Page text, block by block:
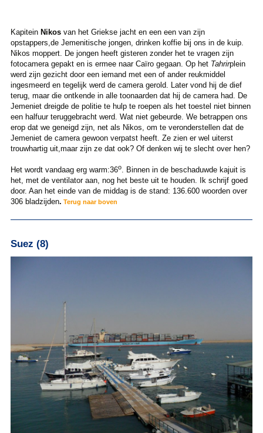
Kapitein Nikosvan het Griekse jacht en een een van zijn
opstappers,de Jemenitische jongen, drinken koffie bij ons in de kuip.
Nikos moppert. De jongen heeft gisteren zonder het te vragen zijn
fotocamera gepakt en is ermee naar Caïro gegaan. Op het Tahrirplein
werd zijn gezicht door een iemand met een of ander reukmiddel
ingesmeerd en tegelijk werd de camera gerold. Later vond hij de dief
terug, maar die ontkende in alle toonaarden dat hij de camera had. De
Jemeniet dreigde de politie te hulp te roepen als het toestel niet binnen
een halfuur teruggebracht werd. Wat niet gebeurde. We betrappen ons
erop dat we geneigd zijn, net als Nikos, om te veronderstellen dat de
Jemeniet de camera gewoon verpatst heeft. Ze zien er wel uiterst
trouwhartig uit,maar zijn ze dat ook? Of denken wij te slecht over hen?
Het wordt vandaag erg warm:36o. Binnen in de beschaduwde kajuit is
het, met de ventilator aan, nog het beste uit te houden. Ik schrijf goed
door. Aan het einde van de middag is de stand: 136.600 woorden over
306 bladzijden. Terug naar boven
Suez (8)